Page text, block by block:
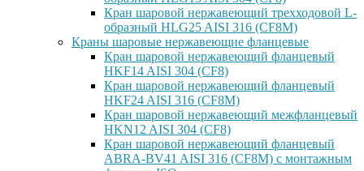
Кран шаровой нержавеющий трехходовой L-
образный HLG25 AISI 316 (CF8M)
Краны шаровые нержавеющие фланцевые
Кран шаровой нержавеющий фланцевый
HKF14 AISI 304 (CF8)
Кран шаровой нержавеющий фланцевый
HKF24 AISI 316 (CF8M)
Кран шаровой нержавеющий межфланцевый
HKN12 AISI 304 (CF8)
Кран шаровой нержавеющий фланцевый
ABRA-BV41 AISI 316 (CF8M) с монтажным